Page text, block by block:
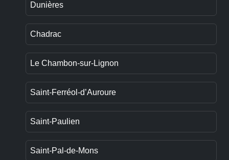
Dunières
Chadrac
Le Chambon-sur-Lignon
Saint-Ferréol-d’Auroure
Saint-Paulien
Saint-Pal-de-Mons